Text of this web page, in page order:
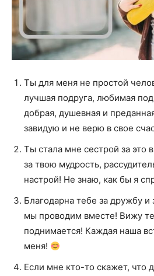
Ты для меня не простой
лучшая подруга, любимая
добрая, душевная и
завидую и не верю в свое
Ты стала мне сестрой за это
за твою мудрость,
настрой! Не знаю, как бы я
Благодарна тебе за дружбу и
мы проводим вместе! Вижу
поднимается! Каждая наша
меня!
Если мне кто-то скажет, что